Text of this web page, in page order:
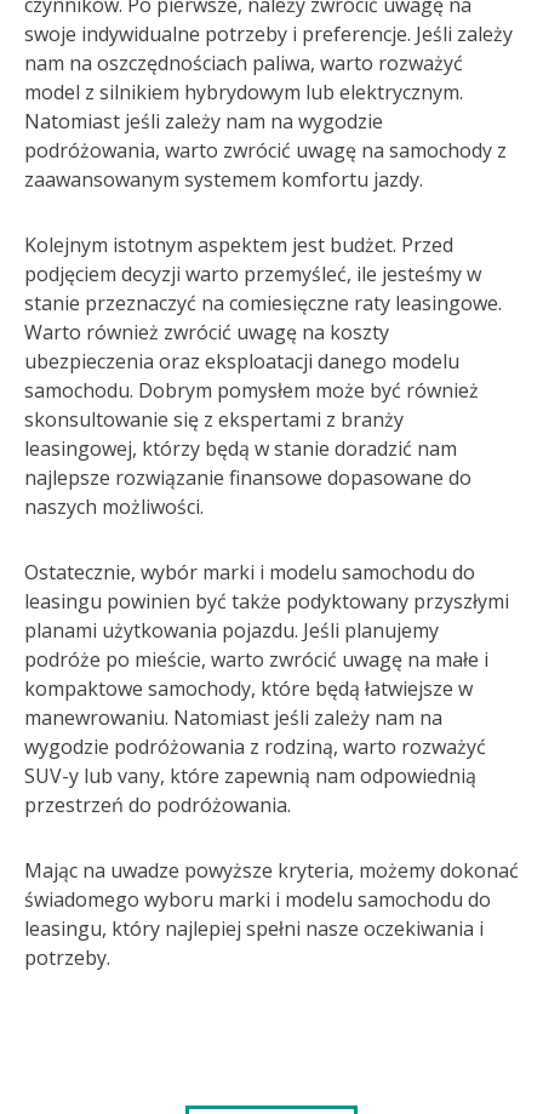
swoje indywidualne potrzeby i preferencje. Jeśli zależy
nam na oszczędnościach paliwa, warto rozważyć
model z silnikiem hybrydowym lub elektrycznym.
Natomiast jeśli zależy nam na wygodzie
podróżowania, warto zwrócić uwagę na samochody z
zaawansowanym systemem komfortu jazdy.
Kolejnym istotnym aspektem jest budżet. Przed
podjęciem decyzji warto przemyśleć, ile jesteśmy w
stanie przeznaczyć na comiesięczne raty leasingowe.
Warto również zwrócić uwagę na koszty
ubezpieczenia oraz eksploatacji danego modelu
samochodu. Dobrym pomysłem może być również
skonsultowanie się z ekspertami z branży
leasingowej, którzy będą w stanie doradzić nam
najlepsze rozwiązanie finansowe dopasowane do
naszych możliwości.
Ostatecznie, wybór marki i modelu samochodu do
leasingu powinien być także podyktowany przyszłymi
planami użytkowania pojazdu. Jeśli planujemy
podróże po mieście, warto zwrócić uwagę na małe i
kompaktowe samochody, które będą łatwiejsze w
manewrowaniu. Natomiast jeśli zależy nam na
wygodzie podróżowania z rodziną, warto rozważyć
SUV-y lub vany, które zapewnią nam odpowiednią
przestrzeń do podróżowania.
Mając na uwadze powyższe kryteria, możemy dokonać
świadomego wyboru marki i modelu samochodu do
leasingu, który najlepiej spełni nasze oczekiwania i
potrzeby.